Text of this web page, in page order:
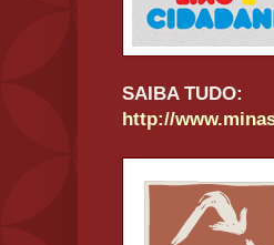
SAIBA TUDO:
http://